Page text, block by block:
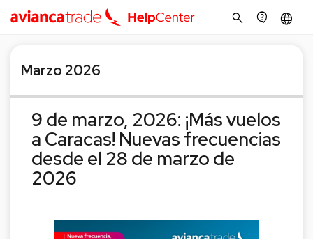
search contact_support language
Marzo 2026
9 de marzo, 2026: ¡Más vuelos
a Caracas! Nuevas frecuencias
desde el 28 de marzo de
2026